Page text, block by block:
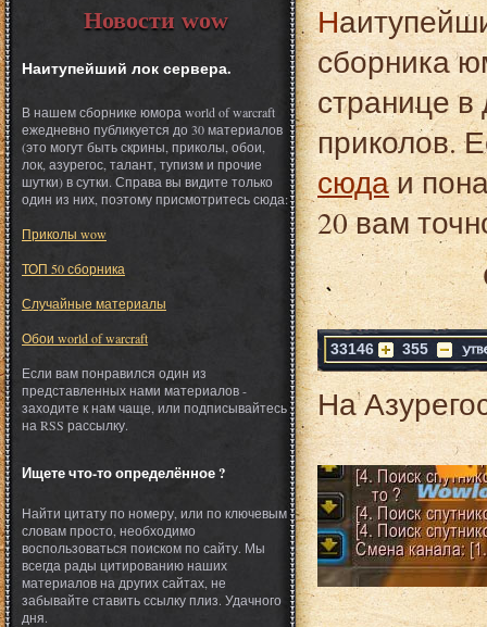
Новости wow
Наитупейший лок сервера.
В нашем сборнике юмора world of warcraft
ежедневно публикуется до 30 материалов
(это могут быть скрины, приколы, обои,
лок, азурегос, талант, тупизм и прочие
шутки) в сутки. Справа вы видите только
один из них, поэтому присмотритесь сюда:
Приколы wow
ТОП 50 сборника
Случайные материалы
Обои world of warcraft
Если вам понравился один из
представленных нами материалов -
заходите к нам чаще, или подписывайтесь
на RSS рассылку.
Ищете что-то определённое ?
Найти цитату по номеру, или по ключевым
словам просто, необходимо
воспользоваться поиском по сайту. Мы
всегда рады цитированию наших
материалов на других сайтах, не
забывайте ставить ссылку плиз. Удачного
дня.
Наитупейший лок сервера. Это один из материалов
сборника
странице в
приколов.
сюдаи
20 вам
33146 355
На